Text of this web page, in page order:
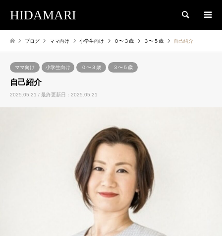
HIDAMARI 検索
ブログ ママ向け 小学生向け ０〜３歳 ３〜５歳 自己紹介
ママ向け 小学生向け ０〜３歳 ３〜５歳
自己紹介
2025.05.21 / 最終更新日：2025.05.21